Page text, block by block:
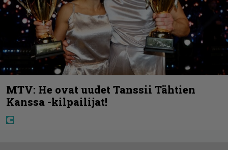
MTV: He ovat uudet Tanssii Tähtien
Kanssa -kilpailijat!